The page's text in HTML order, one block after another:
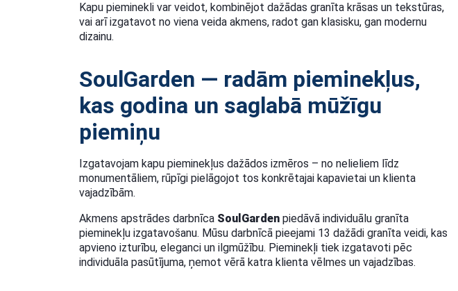
Kapu pieminekli var veidot, kombinējot dažādas granīta krāsas un tekstūras,
vai arī izgatavot no viena veida akmens, radot gan klasisku, gan modernu
dizainu.
SoulGarden — radām pieminekļus,
kas godina un saglabā mūžīgu
piemiņu
Izgatavojam kapu pieminekļus dažādos izmēros – no nelieliem līdz
monumentāliem, rūpīgi pielāgojot tos konkrētajai kapavietai un klienta
vajadzībām.
Akmens apstrādes darbnīca SoulGarden piedāvā individuālu granīta
pieminekļu izgatavošanu. Mūsu darbnīcā pieejami 13 dažādi granīta veidi, kas
apvieno izturību, eleganci un ilgmūžību. Pieminekļi tiek izgatavoti pēc
individuāla pasūtījuma, ņemot vērā katra klienta vēlmes un vajadzības.